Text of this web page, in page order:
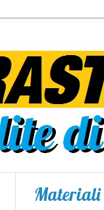
Materiali